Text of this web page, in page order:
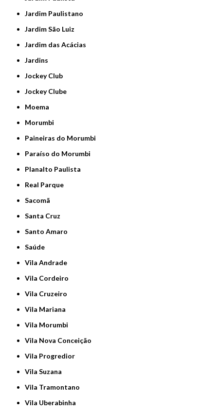
Jardim Paulistano
Jardim São Luiz
Jardim das Acácias
Jardins
Jockey Club
Jockey Clube
Moema
Morumbi
Paineiras do Morumbi
Paraíso do Morumbi
Planalto Paulista
Real Parque
Sacomã
Santa Cruz
Santo Amaro
Saúde
Vila Andrade
Vila Cordeiro
Vila Cruzeiro
Vila Mariana
Vila Morumbi
Vila Nova Conceição
Vila Progredior
Vila Suzana
Vila Tramontano
Vila Uberabinha